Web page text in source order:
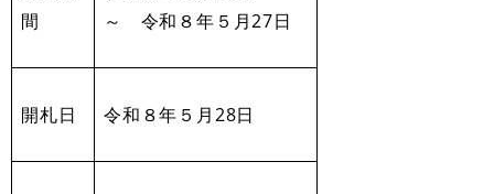
間
～ 令和８年５月27日
開札日 令和８年５月28日